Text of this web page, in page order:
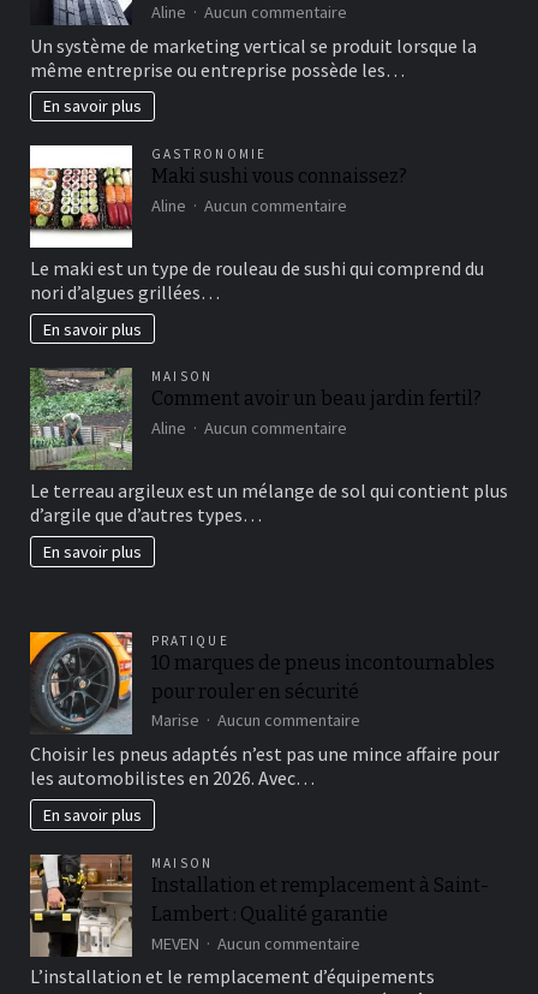
Aline Aucun commentaire
fonctionne
le
Un système de marketing vertical se produit lorsque la
même entreprise ou entreprise possède les…
En savoir plus
GASTRONOMIE
Maki sushi vous connaissez?
Aline Aucun commentaire
vous
Le maki est un type de rouleau de sushi qui comprend du
nori d’algues grillées…
En savoir plus
MAISON
Comment avoir un beau jardin fertil?
Aline Aucun commentaire
un
Le terreau argileux est un mélange de sol qui contient plus
d’argile que d’autres types…
En savoir plus
PRATIQUE
10 marques de pneus incontournables
pour rouler en sécurité
Marise Aucun commentaire
marques
en
sécurité
Choisir les pneus adaptés n’est pas une mince affaire pour
les automobilistes en 2026. Avec…
En savoir plus
MAISON
Installation et remplacement à Saint-
Lambert : Qualité garantie
MEVEN Aucun commentaire
et
L’installation et le remplacement d’équipements